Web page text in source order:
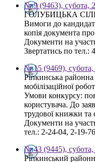
№ 9 (9463), субота,
ГОЛУБИЦЬКА
Вимоги до
копія документа
Документи на
Звертатись по тел.:
№ 15 (9469), субота,
Ріпкинська районна
мобілізаційної
Умови конкурсу:
користувача. До
трудової книжки та
Документи на
тел.: 2-24-04, 2-19-
№ 43 (9445),
Ріпкинський